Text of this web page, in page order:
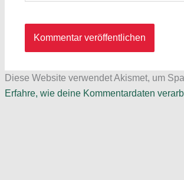
Diese Website verwendet Akismet, um
Erfahre, wie deine Kommentardaten